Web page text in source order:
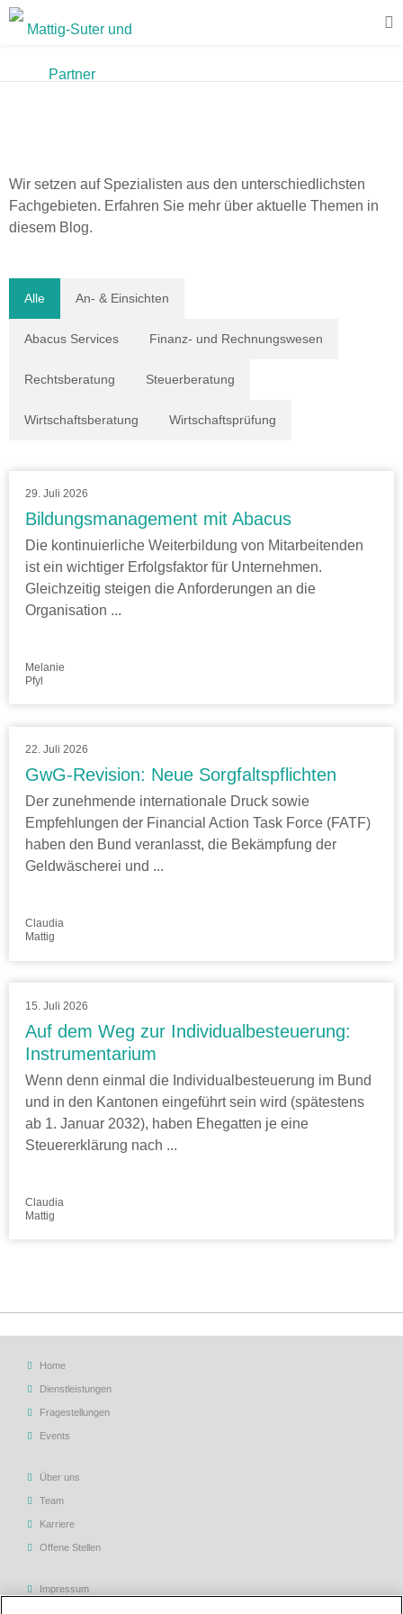
Wir setzen auf Spezialisten aus den unterschiedlichsten
Fachgebieten. Erfahren Sie mehr über aktuelle Themen in
diesem Blog.
Alle An- & Einsichten
Abacus Services Finanz- und Rechnungswesen
Rechtsberatung Steuerberatung
Wirtschaftsberatung Wirtschaftsprüfung
29. Juli 2026
Bildungsmanagement mit Abacus
Die kontinuierliche Weiterbildung von Mitarbeitenden
ist ein wichtiger Erfolgsfaktor für Unternehmen.
Gleichzeitig steigen die Anforderungen an die
Organisation ...
Melanie
Pfyl
22. Juli 2026
GwG-Revision: Neue Sorgfaltspflichten
Der zunehmende internationale Druck sowie
Empfehlungen der Financial Action Task Force (FATF)
haben den Bund veranlasst, die Bekämpfung der
Geldwäscherei und ...
Claudia
Mattig
15. Juli 2026
Auf dem Weg zur Individualbesteuerung:
Instrumentarium
Wenn denn einmal die Individualbesteuerung im Bund
und in den Kantonen eingeführt sein wird (spätestens
ab 1. Januar 2032), haben Ehegatten je eine
Steuererklärung nach ...
Claudia
Mattig
Home
Dienstleistungen
Fragestellungen
Events
Über uns
Team
Karriere
Offene Stellen
Impressum